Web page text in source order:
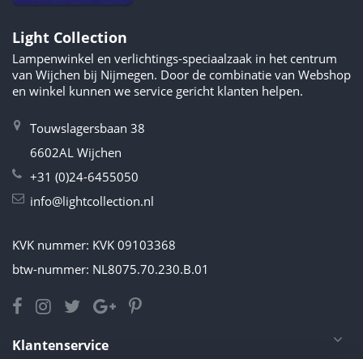
Light Collection
Lampenwinkel en verlichtings-speciaalzaak in het centrum
van Wijchen bij Nijmegen. Door de combinatie van Webshop
en winkel kunnen we service gericht klanten helpen.
Touwslagersbaan 38
6602AL Wijchen
+31 (0)24-6455050
info@lightcollection.nl
KVK nummer: KVK 09103368
btw-nummer: NL8075.70.230.B.01
Klantenservice